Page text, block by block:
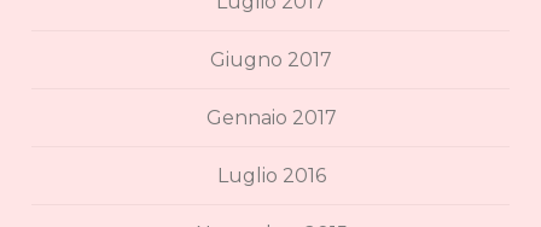
Giugno 2017
Gennaio 2017
Luglio 2016